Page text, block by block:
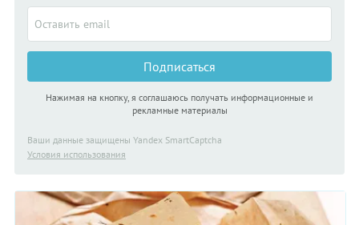
Подписаться
Нажимая на кнопку, я соглашаюсь получать информационные и
рекламные материалы
Ваши данные защищены Yandex SmartCaptcha
Условия использования